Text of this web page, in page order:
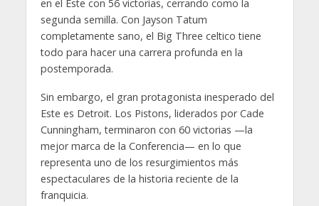
en el Este con 56 victorias, cerrando como la
segunda semilla. Con Jayson Tatum
completamente sano, el Big Three celtico tiene
todo para hacer una carrera profunda en la
postemporada.
Sin embargo, el gran protagonista inesperado del
Este es Detroit. Los Pistons, liderados por Cade
Cunningham, terminaron con 60 victorias —la
mejor marca de la Conferencia— en lo que
representa uno de los resurgimientos más
espectaculares de la historia reciente de la
franquicia.